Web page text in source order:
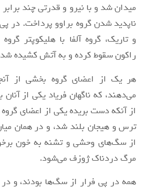
میدان شد و با نیرو و قدرتی چند
ناپدید شدن گروه براوو پرداخت. در
و تاریک، گروه آلفا با هلیکوپتر
راکون سقوط کرده و به آتش کشیده
هر یک از اعضای گروه بخشی از
می‌دهند، که ناگهان فریاد یکی از
از آنکه دست بریده یکی از اعضای گروه
ترس و هیجان بلند شد، و در همان
از سگ‌های وحشی و تشنه به خون
مرگ دردناک ژوزف می‌شود.
همه در پی فرار از سگ‌ها بودند، و